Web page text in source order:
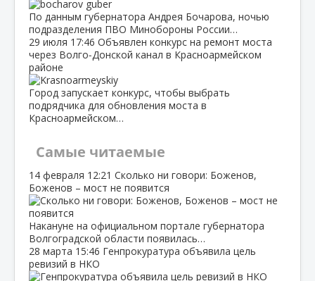
По данным губернатора Андрея Бочарова, ночью
подразделения ПВО Минобороны России…
29 июля 17:46 Объявлен конкурс на ремонт моста
через Волго‑Донской канал в Красноармейском
районе
Город запускает конкурс, чтобы выбрать
подрядчика для обновления моста в
Красноармейском…
Самые читаемые
14 февраля 12:21 Сколько ни говори: Боженов,
Боженов – мост не появится
Накануне на официальном портале губернатора
Волгоградской области появилась…
28 марта 15:46 Генпрокуратура объявила цель
ревизий в НКО